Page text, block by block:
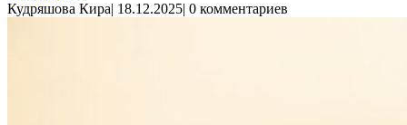
Кудряшова Кира| 18.12.2025| 0 комментариев